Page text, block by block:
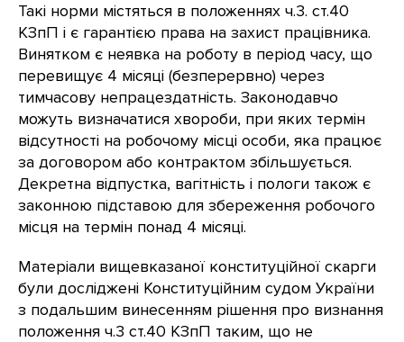
Такі норми містяться в положеннях ч.3. ст.40
КЗпП і є гарантією права на захист працівника.
Винятком є ​​неявка на роботу в період часу, що
перевищує 4 місяці (безперервно) через
тимчасову непрацездатність. Законодавчо
можуть визначатися хвороби, при яких термін
відсутності на робочому місці особи, яка працює
за договором або контрактом збільшується.
Декретна відпустка, вагітність і пологи також є
законною підставою для збереження робочого
місця на термін понад 4 місяці.
Матеріали вищевказаної конституційної скарги
були досліджені Конституційним судом України
з подальшим винесенням рішення про визнання
положення ч.3 ст.40 КЗпП таким, що не